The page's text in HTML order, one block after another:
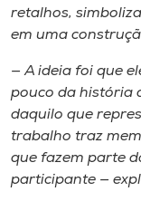
A+
A-
retalhos,
em uma
— A ideia foi que
pouco da história
daquilo que
trabalho traz
que fazem parte
participante —